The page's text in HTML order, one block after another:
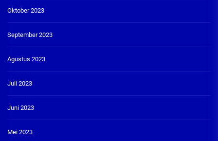
Oktober 2023
September 2023
Agustus 2023
Juli 2023
Juni 2023
Mei 2023